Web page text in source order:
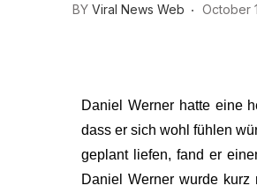
BY Viral News Web October
Daniel Werner hatte eine
dass er sich wohl fühlen
geplant liefen, fand er
Daniel Werner wurde